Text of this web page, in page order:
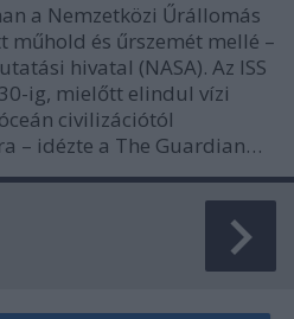
a Nemzetközi Űrállomás
műhold és űrszemét mellé –
hivatal (NASA). Az ISS
ig, mielőtt elindul vízi
civilizációtól
– idézte a The Guardian…